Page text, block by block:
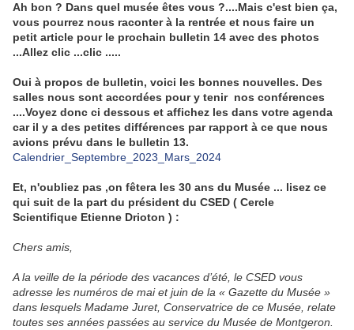
Ah bon ? Dans quel musée êtes vous ?....Mais c'est bien ça,
vous pourrez nous raconter à la rentrée et nous faire un
petit article pour le prochain bulletin 14 avec des photos
...Allez clic ...clic .....
Oui à propos de bulletin, voici les bonnes nouvelles. Des
salles nous sont accordées pour y tenir nos conférences
....Voyez donc ci dessous et affichez les dans votre agenda
car il y a des petites différences par rapport à ce que nous
avions prévu dans le bulletin 13.
Calendrier_Septembre_2023_Mars_2024
Et, n'oubliez pas ,on fêtera les 30 ans du Musée ... lisez ce
qui suit de la part du président du CSED ( Cercle
Scientifique Etienne Drioton ) :
Chers amis,
A la veille de la période des vacances d’été, le CSED vous
adresse les numéros de mai et juin de la « Gazette du Musée »
dans lesquels Madame Juret, Conservatrice de ce Musée, relate
toutes ses années passées au service du Musée de Montgeron.